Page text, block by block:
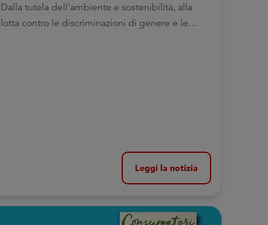
Dalla tutela dell'ambiente e sostenibilità, alla
lotta contro le discriminazioni di genere e le
Leggi la notizia